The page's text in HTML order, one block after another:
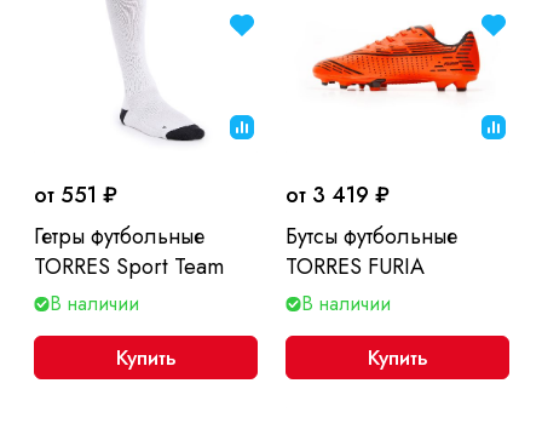
от 551 ₽
Гетры футбольные
TORRES Sport Team
В наличии
Купить
от 3 419 ₽
Бутсы футбольные
TORRES FURIA
В наличии
Купить